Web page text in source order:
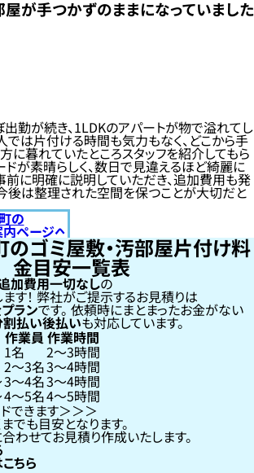
が手つかずのままになっていました
勤が続き、1LDKのアパートが物で溢れてし
では片付ける時間も気力もなく、どこから手
に暮れていたところスタッフを紹介してもら
ドが素晴らしく、数日で見違えるほど綺麗に
前に明確に説明していただき、追加費用も発
後は整理された空間を保つことが大切だと
の
ページへ
ゴミ屋敷・汚部屋片付け料
金目安一覧表
加費用一切なしの
す！弊社がご提示するお見積りは
ランです。依頼時にまとまったお金がない
払い後払いも対応しています。
作業員 作業時間
1名 2〜3時間
2〜3名3〜4時間
3〜4名3〜4時間
4〜5名4〜5時間
できます
でも目安となります。
わせてお見積り作成いたします。
ちら